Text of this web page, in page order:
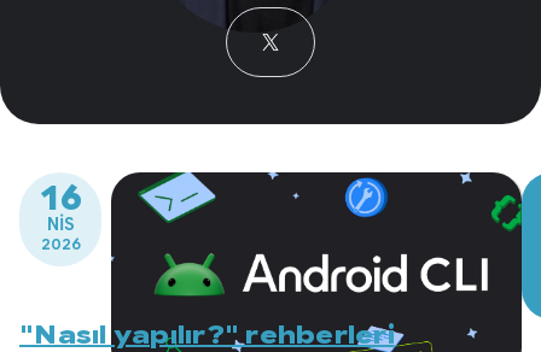
16
NIS
2026
"Nasıl yapılır?" rehberleri